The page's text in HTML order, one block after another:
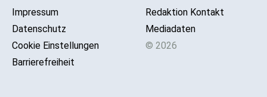
Impressum
Datenschutz
Cookie Einstellungen
Barrierefreiheit
Redaktion Kontakt
Mediadaten
© 2026